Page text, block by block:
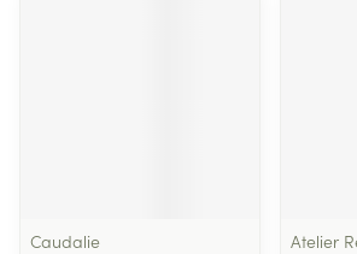
Caudalie
Atelier